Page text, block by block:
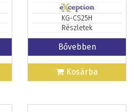
KG-CS25H
Részletek
Bővebben
Kosárba